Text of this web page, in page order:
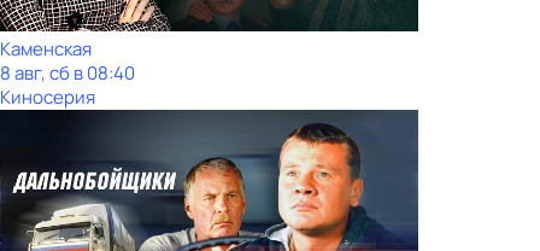
Каменская
8 авг, сб в 08:40
Киносерия